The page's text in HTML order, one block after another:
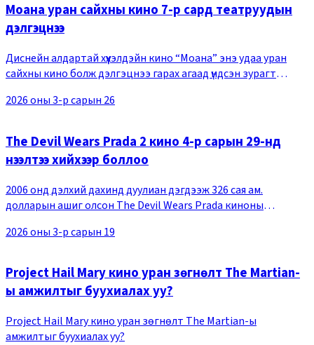
Моана уран сайхны кино 7-р сард театруудын
дэлгэцнээ
Диснейн алдартай хүүхэлдэйн кино “Моана” энэ удаа уран
сайхны кино болж дэлгэцнээ гарах агаад үндсэн зурагт
өмнөх цувралууд нийтдээ 1.7 тэрбум до
2026 оны 3-р сарын 26
The Devil Wears Prada 2 кино 4-р сарын 29-нд
нээлтээ хийхээр боллоо
2006 онд дэлхий дахинд дуулиан дэгдээж 326 сая ам.
долларын ашиг олсон The Devil Wears Prada киноны
29-нд нээлтээ хийхээр албан ёсоор товлолоо.
2026 оны 3-р сарын 19
Project Hail Mary кино уран зөгнөлт The Martian-
ы амжилтыг буухиалах уу?
Project Hail Mary кино уран зөгнөлт The Martian-ы
амжилтыг буухиалах уу?